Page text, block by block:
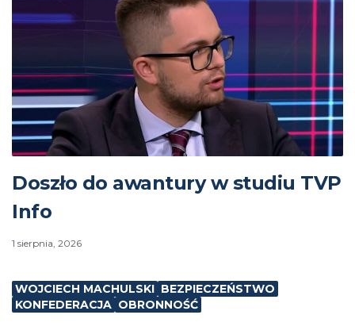
Doszło do awantury w studiu TVP
Info
1 sierpnia, 2026
WOJCIECH MACHULSKI BEZPIECZEŃSTWO
KONFEDERACJA OBRONNOŚĆ